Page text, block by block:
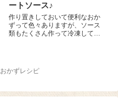
ートソース♪
作り置きしておいて便利なおか
ずって色々ありますが、ソース
類もたくさん作って冷凍してお
ンにオリーブオイル少しを...
おかずレシピ